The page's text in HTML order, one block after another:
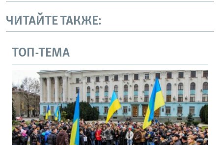
ЧИТАЙТЕ ТАКЖЕ:
ТОП-ТЕМА